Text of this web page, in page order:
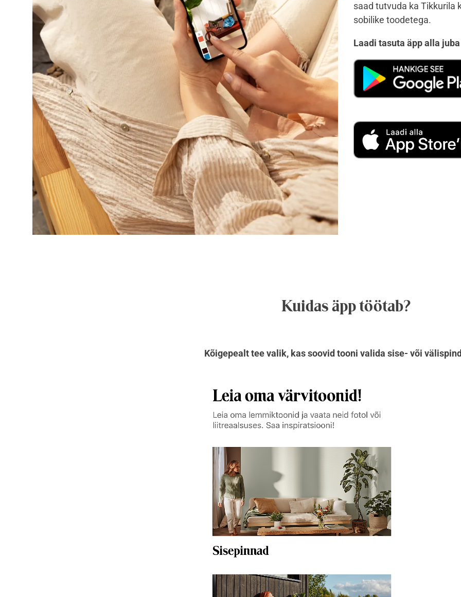
saad tutvuda ka Tikkurila
sobilike toodetega.
Laadi tasuta äpp alla
Kuidas äpp töötab?
Kõigepealt tee valik, kas soovid tooni valida sise- või